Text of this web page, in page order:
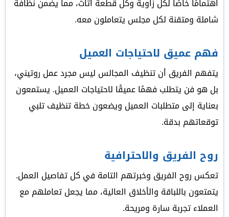
اهتمامًا خاصًا لكل زاوية وكل قطعة أثاث، مما يضمن نظافة
شاملة ومتقنة لكل مجلس يتعاملون معه.
فهم عميق لاحتياجات العميل
يتفهم الفريق أن تنظيف المجالس ليس مجرد عمل روتيني،
بل هو فن يتطلب فهمًا عميقًا لاحتياجات العميل. يستمعون
بعناية إلى متطلبات العميل ويضعون خطة تنظيف تلبي
توقعاتهم بدقة.
روح الفريق والاحترافية
تعكس روح الفريق وخبرتهم التامة في كل تفاصيل العمل.
يتمتعون باللباقة والأخلاق العالية، مما يجعل تعاملهم مع
العملاء تجربة سارة ومريحة.